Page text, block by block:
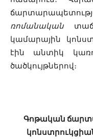
ռոմանական
կամարային
էին անտիկ
ծածկույթներով։
Գոթական